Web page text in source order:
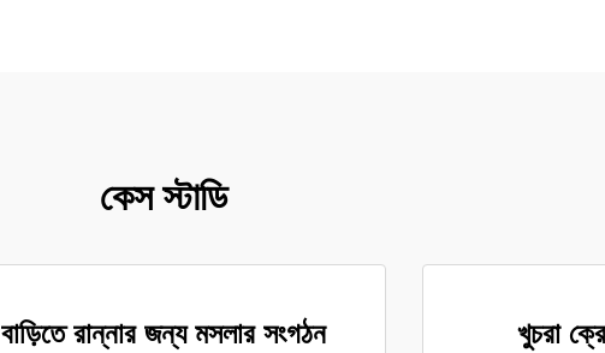
কেস স্টাডি
বাড়িতে রান্নার জন্য মসলার সংগঠন
খুচরা